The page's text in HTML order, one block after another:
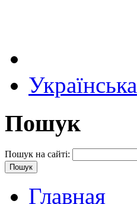
Українська
Пошук
Пошук на сайті:
Главная